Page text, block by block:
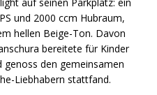
und 2000 ccm Hubraum,
hellen Beige-Ton. Davon
bereitete für Kinder
den gemeinsamen
Liebhabern stattfand.